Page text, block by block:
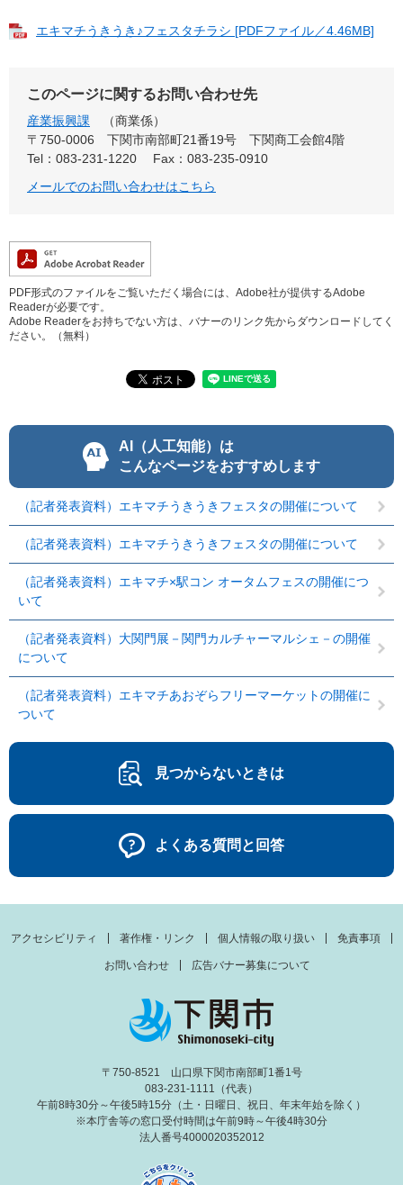
エキマチうきうき♪フェスタチラシ [PDFファイル／4.46MB]
このページに関するお問い合わせ先
産業振興課
商業係
〒750-0006
下関市南部町21番19号 下関商工会館4階
Tel：083-231-1220
Fax：083-235-0910
メールでのお問い合わせはこちら
PDF形式のファイルをご覧いただく場合には、Adobe社が提供するAdobe
Readerが必要です。
Adobe Readerをお持ちでない方は、バナーのリンク先からダウンロードしてく
ださい。（無料）
AI（人工知能）は
こんなページをおすすめします
（記者発表資料）エキマチうきうきフェスタの開催について
（記者発表資料）エキマチうきうきフェスタの開催について
（記者発表資料）エキマチ×駅コン オータムフェスの開催につ
いて
（記者発表資料）大関門展－関門カルチャーマルシェ－の開催
について
（記者発表資料）エキマチあおぞらフリーマーケットの開催に
ついて
見つからないときは
よくある質問と回答
アクセシビリティ 著作権・リンク 個人情報の取り扱い 免責事項
お問い合わせ 広告バナー募集について
〒750-8521 山口県下関市南部町1番1号
083-231-1111（代表）
午前8時30分～午後5時15分（土・日曜日、祝日、年末年始を除く）
※本庁舎等の窓口受付時間は午前9時～午後4時30分
法人番号4000020352012